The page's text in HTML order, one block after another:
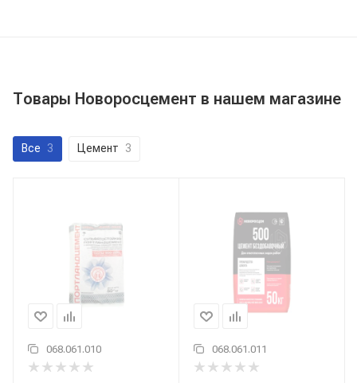
Товары Новоросцемент в нашем магазине
Все 3 Цемент 3
068.061.010 068.061.011